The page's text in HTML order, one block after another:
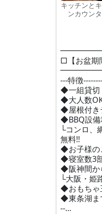
キッチンと
ンカウン
□【お盆期
---特徴
◆一組貸切
◆大人数
◆屋根付き
◆BBQ設備
└コンロ、
無料!!
◆お子様の
◆寝室数3
◆阪神間か
└大阪・姫
◆おもちゃ
◆東条湖ま
--…